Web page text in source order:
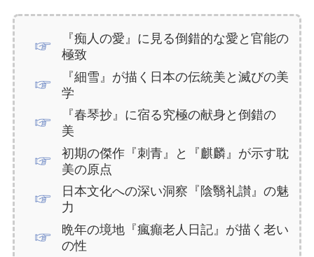
『痴人の愛』に見る倒錯的な愛と官能の
極致
『細雪』が描く日本の伝統美と滅びの美
学
『春琴抄』に宿る究極の献身と倒錯の
美
初期の傑作『刺青』と『麒麟』が示す耽
美の原点
日本文化への深い洞察『陰翳礼讃』の魅
力
晩年の境地『瘋癲老人日記』が描く老い
の性